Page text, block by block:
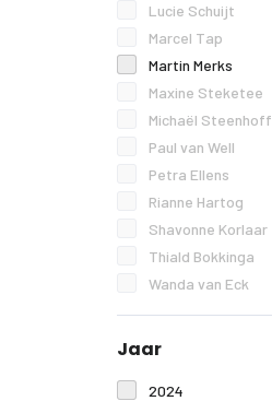
Lucie Schuijt
Marcel Tap
Martin Merks
Maxine Steketee
Michaël Steenhoff
Paul van Well
Petra Ellens
Rianne Hartog
Shavonne Korlaar
Thiald Bokkinga
Wanda van Eck
Jaar
2024